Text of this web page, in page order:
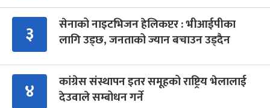
३
सेनाको नाइटभिजन हेलिकप्टर : भीआईपीका
लागि उड्छ, जनताको ज्यान बचाउन उड्दैन
४
कांग्रेस संस्थापन इतर समूहको राष्ट्रिय भेलालाई
देउवाले सम्बोधन गर्ने